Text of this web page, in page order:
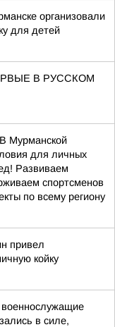
организовали
для детей
В РУССКОМ
Мурманской
для личных
Развиваем
спортсменов
по всему региону
привел
койку
военнослужащие
в силе,